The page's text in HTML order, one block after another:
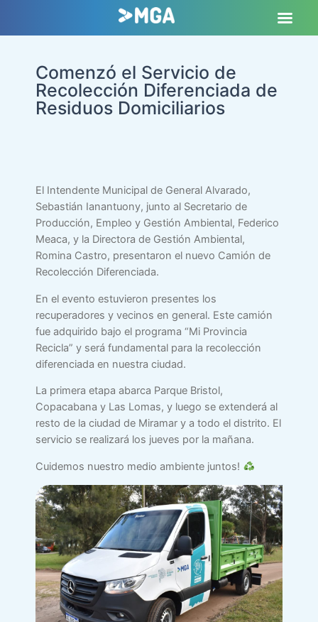
Comenzó el Servicio de
Recolección Diferenciada de
Residuos Domiciliarios
El Intendente Municipal de General Alvarado,
Sebastián Ianantuony, junto al Secretario de
Producción, Empleo y Gestión Ambiental, Federico
Meaca, y la Directora de Gestión Ambiental,
Romina Castro, presentaron el nuevo Camión de
Recolección Diferenciada.
En el evento estuvieron presentes los
recuperadores y vecinos en general. Este camión
fue adquirido bajo el programa “Mi Provincia
Recicla” y será fundamental para la recolección
diferenciada en nuestra ciudad.
La primera etapa abarca Parque Bristol,
Copacabana y Las Lomas, y luego se extenderá al
resto de la ciudad de Miramar y a todo el distrito. El
servicio se realizará los jueves por la mañana.
Cuidemos nuestro medio ambiente juntos!